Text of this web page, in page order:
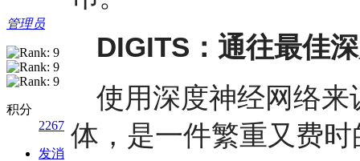
管理员
积分
2267
发消
DIGITS：通往最佳
使用深度神经网络
体，是一件繁重又费